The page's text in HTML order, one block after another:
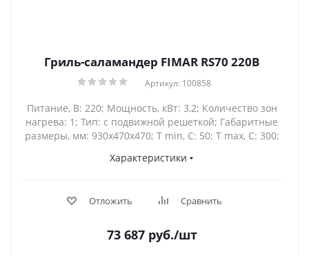
Гриль-саламандер FIMAR RS70 220B
Артикул: 100858
Питание, В: 220; Мощность, кВт: 3,2; Количество зон
нагрева: 1; Тип: с подвижной решеткой; Габаритные
размеры, мм: 930х470х470; Т min, С: 50; Т max, С: 300;
Характеристики
Отложить Сравнить
73 687 руб./шт